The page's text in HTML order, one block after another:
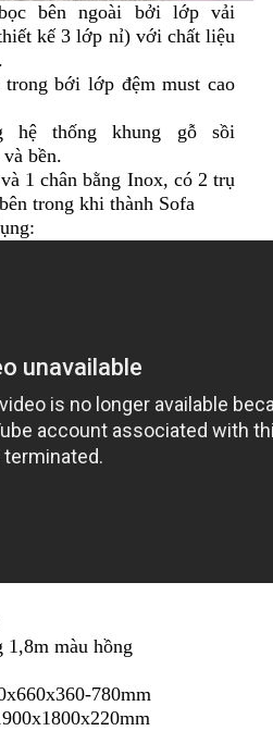
bên ngoài bởi lớp vải
kế 3 lớp nỉ) với chất liệu
bới lớp đệm must cao
hệ thống khung gỗ sồi
bền.
1 chân bằng Inox, có 2 trụ
trong khi thành Sofa
màu hồng
780mm